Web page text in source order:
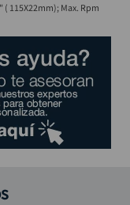
( 115X22mm); Max. Rpm